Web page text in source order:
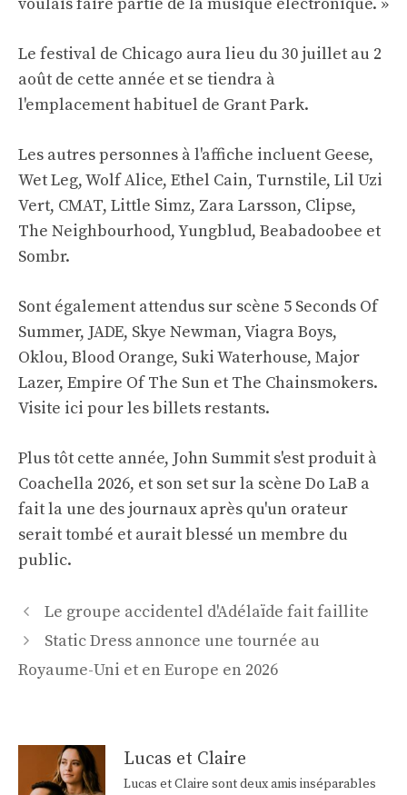
voulais faire partie de la musique électronique. »
Le festival de Chicago aura lieu du 30 juillet au 2
août de cette année et se tiendra à
l'emplacement habituel de Grant Park.
Les autres personnes à l'affiche incluent Geese,
Wet Leg, Wolf Alice, Ethel Cain, Turnstile, Lil Uzi
Vert, CMAT, Little Simz, Zara Larsson, Clipse,
The Neighbourhood, Yungblud, Beabadoobee et
Sombr.
Sont également attendus sur scène 5 Seconds Of
Summer, JADE, Skye Newman, Viagra Boys,
Oklou, Blood Orange, Suki Waterhouse, Major
Lazer, Empire Of The Sun et The Chainsmokers.
Visite ici pour les billets restants.
Plus tôt cette année, John Summit s'est produit à
Coachella 2026, et son set sur la scène Do LaB a
fait la une des journaux après qu'un orateur
serait tombé et aurait blessé un membre du
public.
Navigation
des
Le groupe accidentel d'Adélaïde fait faillite
Static Dress annonce une tournée au
Royaume-Uni et en Europe en 2026
Lucas et Claire
Lucas et Claire sont deux amis inséparables